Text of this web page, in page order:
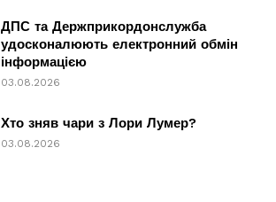
ДПС та Держприкордонслужба
удосконалюють електронний обмін
інформацією
03.08.2026
Хто зняв чари з Лори Лумер?
03.08.2026